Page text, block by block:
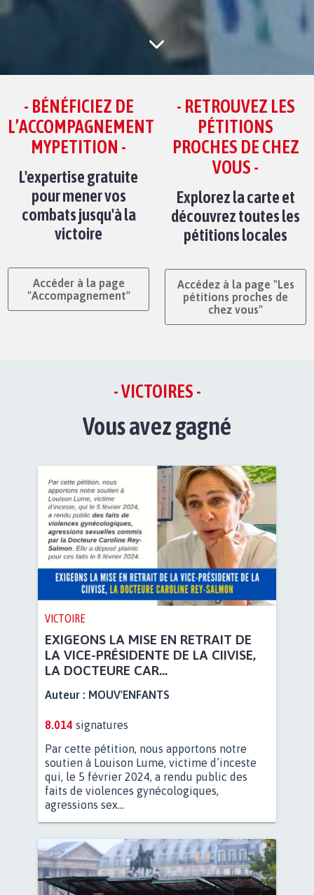
- BÉNÉFICIEZ DE
L’ACCOMPAGNEMENT
MYPETITION -
L'expertise gratuite
pour mener vos
combats jusqu'à la
victoire
Accéder à la page
"Accompagnement"
- RETROUVEZ LES
PÉTITIONS
PROCHES DE CHEZ
VOUS -
Explorez la carte et
découvrez toutes les
pétitions locales
Accédez à la page "Les
pétitions proches de
chez vous"
- VICTOIRES -
Vous avez gagné
VICTOIRE
EXIGEONS LA MISE EN RETRAIT DE
LA VICE-PRÉSIDENTE DE LA CIIVISE,
LA DOCTEURE CAR...
Auteur : MOUV'ENFANTS
8.014 signatures
Par cette pétition, nous apportons notre
soutien à Louison Lume, victime d’inceste
qui, le 5 février 2024, a rendu public des
faits de violences gynécologiques,
agressions sex...